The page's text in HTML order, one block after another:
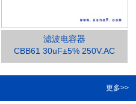
滤波电容器
CBB61 30uF±5% 250V.AC
更多>>